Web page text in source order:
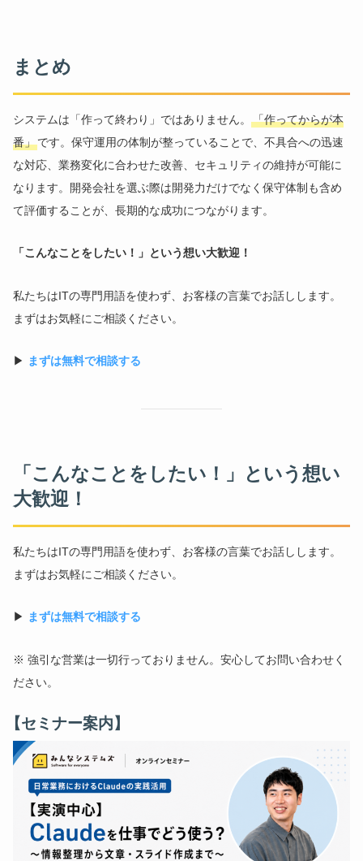
まとめ
システムは「作って終わり」ではありません。「作ってからが本
番」です。保守運用の体制が整っていることで、不具合への迅速
な対応、業務変化に合わせた改善、セキュリティの維持が可能に
なります。開発会社を選ぶ際は開発力だけでなく保守体制も含め
て評価することが、長期的な成功につながります。
「こんなことをしたい！」という想い大歓迎！
私たちはITの専門用語を使わず、お客様の言葉でお話しします。
まずはお気軽にご相談ください。
▶ まずは無料で相談する
「こんなことをしたい！」という想い
大歓迎！
私たちはITの専門用語を使わず、お客様の言葉でお話しします。
まずはお気軽にご相談ください。
▶ まずは無料で相談する
※ 強引な営業は一切行っておりません。安心してお問い合わせく
ださい。
【セミナー案内】